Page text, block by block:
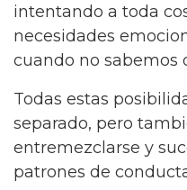
intentando a toda
necesidades
cuando no sabemos
Todas estas
separado, pero
entremezclarse y
patrones de